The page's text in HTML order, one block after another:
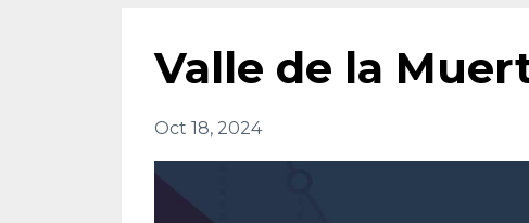
Valle de la
Oct 18, 2024